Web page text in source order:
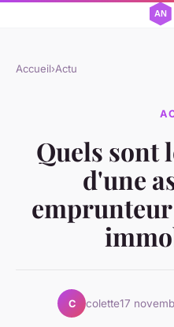
Accueil›Actu
Quels sont
d'une
C colette17